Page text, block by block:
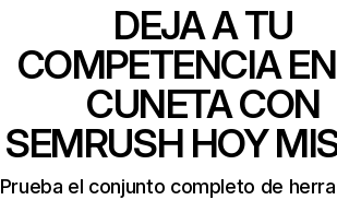
DEJA A TU
COMPETENCIA
CUNETA CON
SEMRUSH HOY
Prueba el conjunto completo de